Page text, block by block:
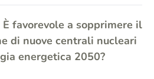
favorevole a sopprimere il
di nuove centrali nucleari
energetica 2050?